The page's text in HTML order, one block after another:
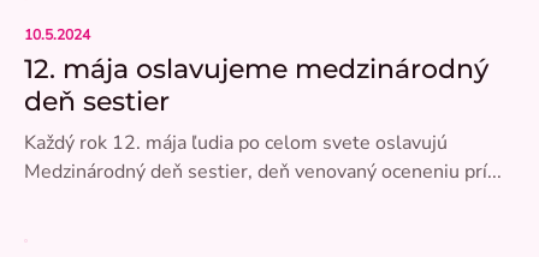
CZ
12. mája oslavujeme medzinárodný
deň sestier
10.5.2024
Každý rok 12. mája ľudia po celom svete oslavujú
Medzinárodný deň sestier, deň venovaný oceneniu prí...